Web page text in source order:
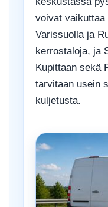
voivat vaikuttaa
Varissuolla ja
kerrostaloja, ja
Kupittaan sekä
tarvitaan usein
kuljetusta.